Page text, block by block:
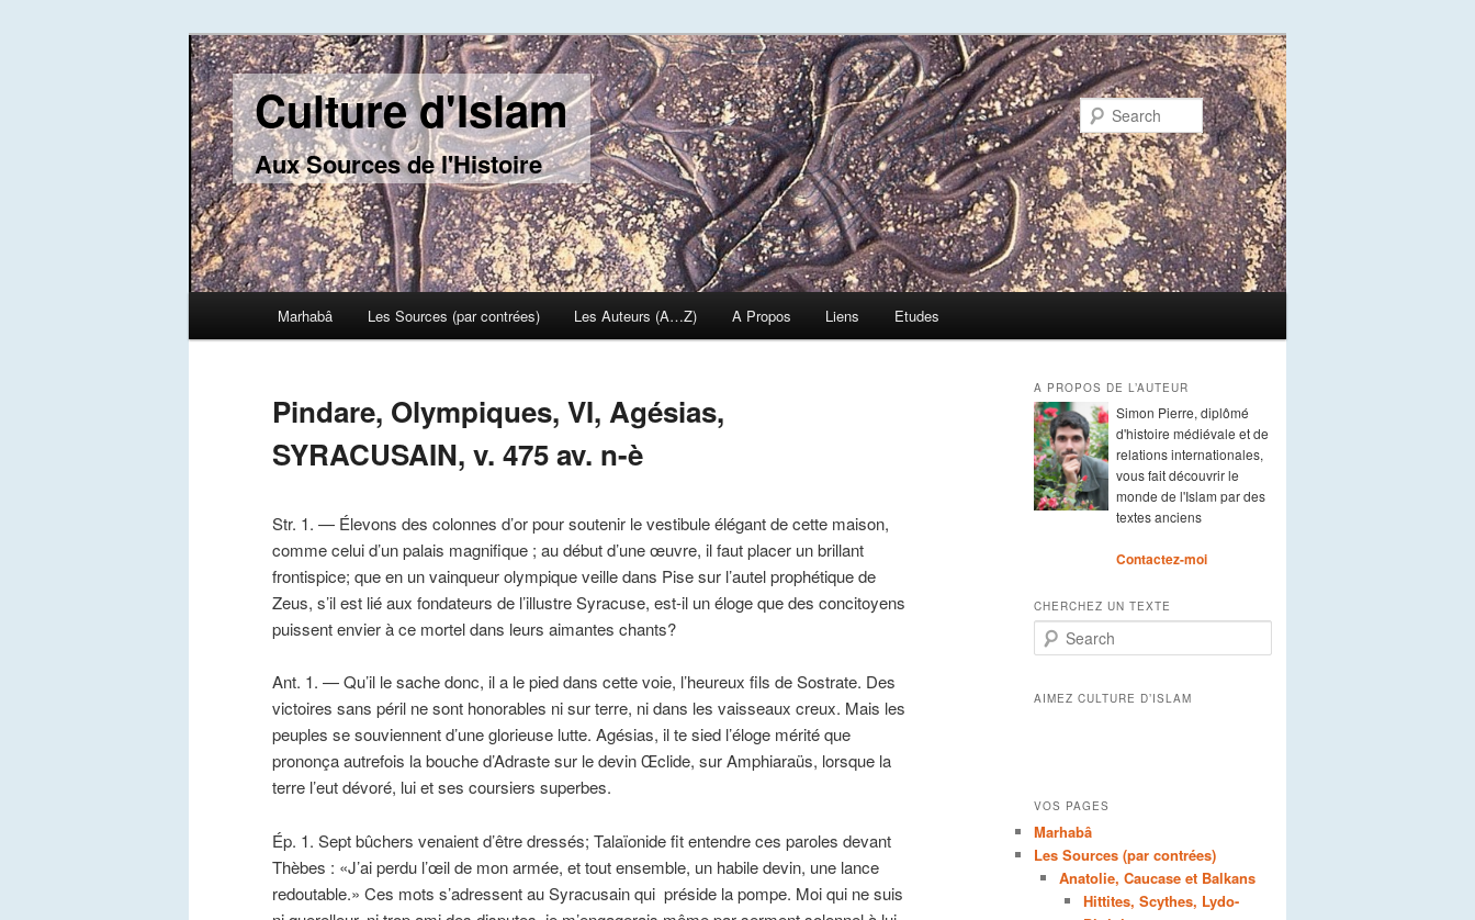
Culture d'Islam
Aux Sources de l'Histoire
Search
Skip to primary content
Skip to secondary content
Marhabâ Les Sources (par contrées) Les Auteurs (A…Z) A Propos Liens Etudes
Pindare, Olympiques, VI, Agésias,
SYRACUSAIN, v. 475 av. n-è
Str. 1. — Élevons des colonnes d’or pour soutenir le vestibule élégant de cette maison,
comme celui d’un palais magnifique ; au début d’une œuvre, il faut placer un brillant
frontispice; que en un vainqueur olympique veille dans Pise sur l’autel prophétique de
Zeus, s’il est lié aux fondateurs de l’illustre Syracuse, est-il un éloge que des concitoyens
puissent envier à ce mortel dans leurs aimantes chants?
Ant. 1. — Qu’il le sache donc, il a le pied dans cette voie, l’heureux fils de Sostrate. Des
victoires sans péril ne sont honorables ni sur terre, ni dans les vaisseaux creux. Mais les
peuples se souviennent d’une glorieuse lutte. Agésias, il te sied l’éloge mérité que
prononça autrefois la bouche d’Adraste sur le devin Œclide, sur Amphiaraüs, lorsque la
terre l’eut dévoré, lui et ses coursiers superbes.
Ép. 1. Sept bûchers venaient d’être dressés; Talaïonide fit entendre ces paroles devant
Thèbes : «J’ai perdu l’œil de mon armée, et tout ensemble, un habile devin, une lance
redoutable.» Ces mots s’adressent au Syracusain qui préside la pompe. Moi qui ne suis
A PROPOS DE L’AUTEUR
Simon Pierre, diplômé
d'histoire médiévale et de
relations internationales,
vous fait découvrir le
monde de l'Islam par des
textes anciens
Contactez-moi
CHERCHEZ UN TEXTE
Search
AIMEZ CULTURE D’ISLAM
VOS PAGES
Marhabâ
Les Sources (par contrées)
Anatolie, Caucase et Balkans
Hittites, Scythes, Lydo-